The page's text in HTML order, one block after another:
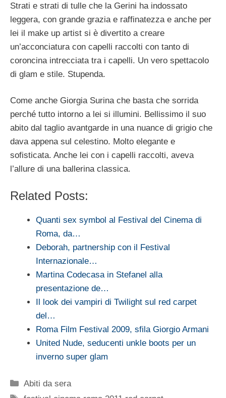
Strati e strati di tulle che la Gerini ha indossato
leggera, con grande grazia e raffinatezza e anche per
lei il make up artist si è divertito a creare
un’acconciatura con capelli raccolti con tanto di
coroncina intrecciata tra i capelli. Un vero spettacolo
di glam e stile. Stupenda.
Come anche Giorgia Surina che basta che sorrida
perché tutto intorno a lei si illumini. Bellissimo il suo
abito dal taglio avantgarde in una nuance di grigio che
dava appena sul celestino. Molto elegante e
sofisticata. Anche lei con i capelli raccolti, aveva
l’allure di una ballerina classica.
Related Posts:
Quanti sex symbol al Festival del Cinema di
Roma, da…
Deborah, partnership con il Festival
Internazionale…
Martina Codecasa in Stefanel alla
presentazione de…
Il look dei vampiri di Twilight sul red carpet
del…
Roma Film Festival 2009, sfila Giorgio Armani
United Nude, seducenti unkle boots per un
inverno super glam
Categorie
Abiti da sera